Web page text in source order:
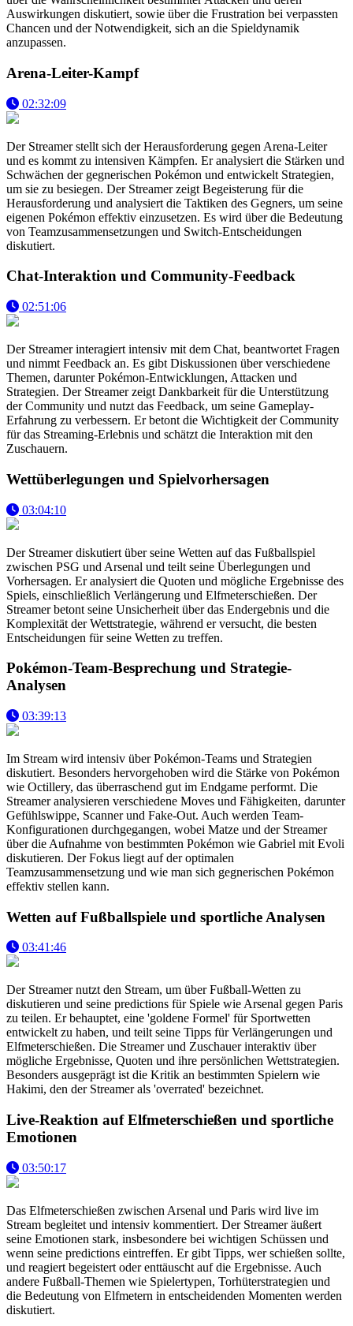
Auswirkungen diskutiert, sowie über die Frustration bei verpassten
Chancen und der Notwendigkeit, sich an die Spieldynamik
anzupassen.
Arena-Leiter-Kampf
02:32:09
Der Streamer stellt sich der Herausforderung gegen Arena-Leiter
und es kommt zu intensiven Kämpfen. Er analysiert die Stärken und
Schwächen der gegnerischen Pokémon und entwickelt Strategien,
um sie zu besiegen. Der Streamer zeigt Begeisterung für die
Herausforderung und analysiert die Taktiken des Gegners, um seine
eigenen Pokémon effektiv einzusetzen. Es wird über die Bedeutung
von Teamzusammensetzungen und Switch-Entscheidungen
diskutiert.
Chat-Interaktion und Community-Feedback
02:51:06
Der Streamer interagiert intensiv mit dem Chat, beantwortet Fragen
und nimmt Feedback an. Es gibt Diskussionen über verschiedene
Themen, darunter Pokémon-Entwicklungen, Attacken und
Strategien. Der Streamer zeigt Dankbarkeit für die Unterstützung
der Community und nutzt das Feedback, um seine Gameplay-
Erfahrung zu verbessern. Er betont die Wichtigkeit der Community
für das Streaming-Erlebnis und schätzt die Interaktion mit den
Zuschauern.
Wettüberlegungen und Spielvorhersagen
03:04:10
Der Streamer diskutiert über seine Wetten auf das Fußballspiel
zwischen PSG und Arsenal und teilt seine Überlegungen und
Vorhersagen. Er analysiert die Quoten und mögliche Ergebnisse des
Spiels, einschließlich Verlängerung und Elfmeterschießen. Der
Streamer betont seine Unsicherheit über das Endergebnis und die
Komplexität der Wettstrategie, während er versucht, die besten
Entscheidungen für seine Wetten zu treffen.
Pokémon-Team-Besprechung und Strategie-
Analysen
03:39:13
Im Stream wird intensiv über Pokémon-Teams und Strategien
diskutiert. Besonders hervorgehoben wird die Stärke von Pokémon
wie Octillery, das überraschend gut im Endgame performt. Die
Streamer analysieren verschiedene Moves und Fähigkeiten, darunter
Gefühlswippe, Scanner und Fake-Out. Auch werden Team-
Konfigurationen durchgegangen, wobei Matze und der Streamer
über die Aufnahme von bestimmten Pokémon wie Gabriel mit Evoli
diskutieren. Der Fokus liegt auf der optimalen
Teamzusammensetzung und wie man sich gegnerischen Pokémon
effektiv stellen kann.
Wetten auf Fußballspiele und sportliche Analysen
03:41:46
Der Streamer nutzt den Stream, um über Fußball-Wetten zu
diskutieren und seine predictions für Spiele wie Arsenal gegen Paris
zu teilen. Er behauptet, eine 'goldene Formel' für Sportwetten
entwickelt zu haben, und teilt seine Tipps für Verlängerungen und
Elfmeterschießen. Die Streamer und Zuschauer interaktiv über
mögliche Ergebnisse, Quoten und ihre persönlichen Wettstrategien.
Besonders ausgeprägt ist die Kritik an bestimmten Spielern wie
Hakimi, den der Streamer als 'overrated' bezeichnet.
Live-Reaktion auf Elfmeterschießen und sportliche
Emotionen
03:50:17
Das Elfmeterschießen zwischen Arsenal und Paris wird live im
Stream begleitet und intensiv kommentiert. Der Streamer äußert
seine Emotionen stark, insbesondere bei wichtigen Schüssen und
wenn seine predictions eintreffen. Er gibt Tipps, wer schießen sollte,
und reagiert begeistert oder enttäuscht auf die Ergebnisse. Auch
andere Fußball-Themen wie Spielertypen, Torhüterstrategien und
die Bedeutung von Elfmetern in entscheidenden Momenten werden
diskutiert.